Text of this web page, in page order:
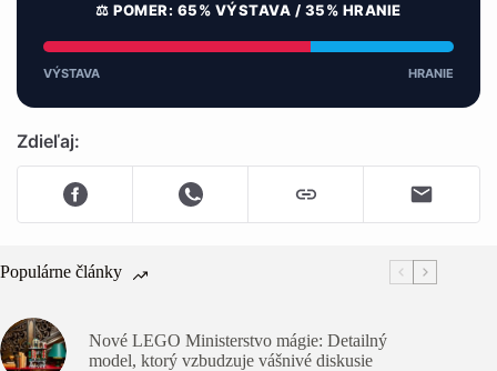
⚖️ POMER: 65% VÝSTAVA / 35% HRANIE
VÝSTAVA HRANIE
Zdieľaj:
Populárne články
Nové LEGO Ministerstvo mágie: Detailný
model, ktorý vzbudzuje vášnivé diskusie